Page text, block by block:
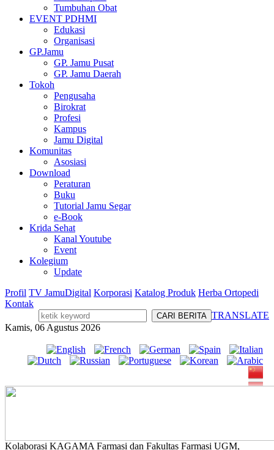
Tumbuhan Obat
EVENT PDHMI
Edukasi
Organisasi
GP.Jamu
GP. Jamu Pusat
GP. Jamu Daerah
Tokoh
Pengusaha
Birokrat
Profesi
Kampus
Jamu Digital
Komunitas
Asosiasi
Download
Peraturan
Buku
Tutorial Jamu Segar
e-Book
Krida Sehat
Kanal Youtube
Event
Kolegium
Update
Profil TV JamuDigital Korporasi Katalog Produk Herba Ortopedi
Kontak
TRANSLATE
Kamis, 06 Agustus 2026
Kolaborasi KAGAMA Farmasi dan Fakultas Farmasi UGM,